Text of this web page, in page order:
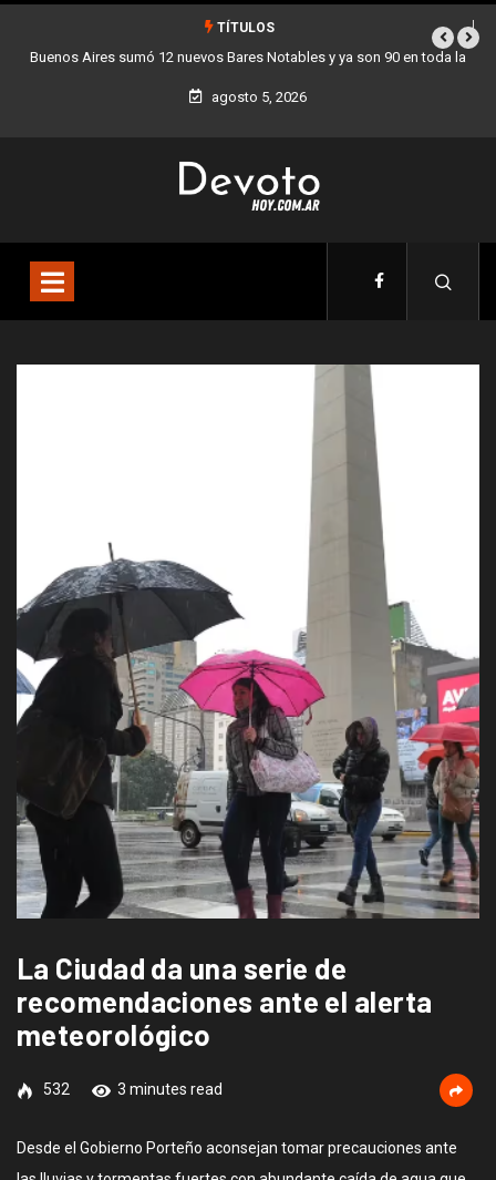
TÍTULOS
en toda la Los stands móviles de la Ciudad llegan esta semana a Villa
agosto 5, 2026
La Ciudad da una serie de
recomendaciones ante el alerta
meteorológico
532 3 minutes read
Desde el Gobierno Porteño aconsejan tomar precauciones ante